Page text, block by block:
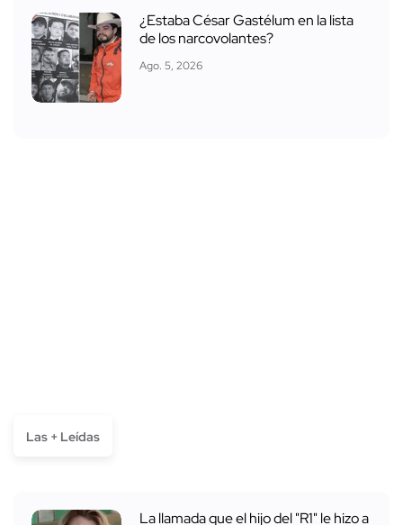
¿Estaba César Gastélum en la lista
de los narcovolantes?
Ago. 5, 2026
Las + Leídas
La llamada que el hijo del "R1" le hizo a